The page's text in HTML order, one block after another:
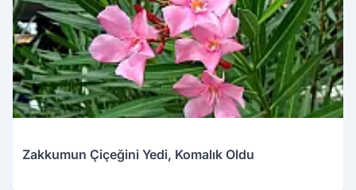
Zakkumun Çiçeğini Yedi, Komalık Oldu